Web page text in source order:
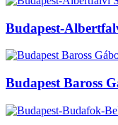
Budapest-
Budapest Baross